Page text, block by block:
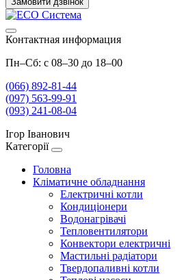
Контактная информация
Пн–Сб: с 08–30 до 18–00
(066) 892-81-44
(097) 563-99-91
(093) 241-08-04
Ігор Іванович
Категорії
Головна
Кліматичне обладнання
Електричні котли
Кондиціонери
Водонагрівачі
Тепловентилятори
Конвектори електричні
Мастильні радіатори
Твердопаливні котли